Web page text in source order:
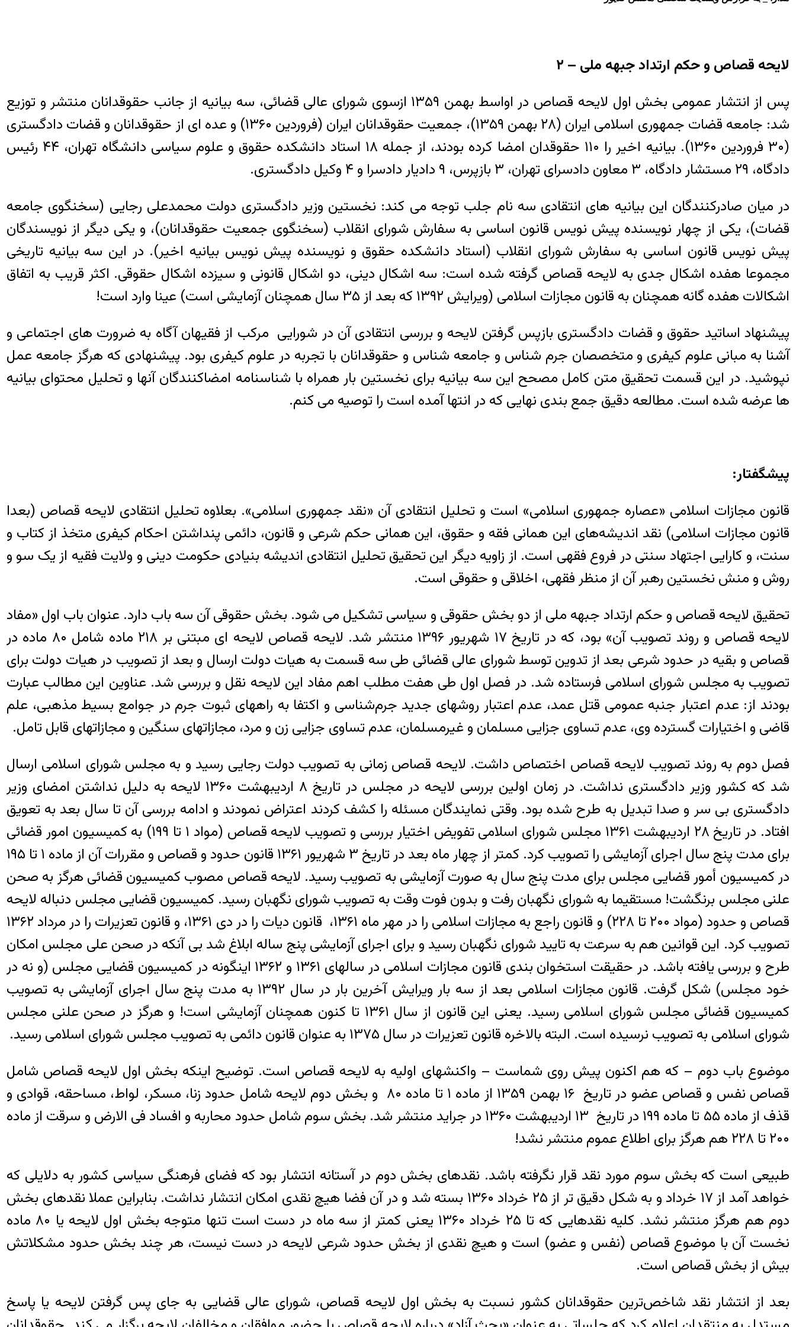
لایحه قصاص و حکم ارتداد جبهه ملی – ۲
پس از انتشار عمومی بخش اول لایحه قصاص در اواسط بهمن ۱۳۵۹ ازسوی شورای عالی قضائی، سه بیانیه از جانب حقوقدانان منتشر و توزیع
شد: جامعه قضات جمهوری اسلامی ایران (۲۸ بهمن ۱۳۵۹)، جمعیت حقوقدانان ایران (فروردین ۱۳۶۰) و عده ای از حقوقدانان و قضات دادگستری
(۳۰ فروردین ۱۳۶۰). بیانیه اخیر را ۱۱۰ حقوقدان امضا کرده بودند، از جمله ۱۸ استاد دانشکده حقوق و علوم سیاسی دانشگاه تهران، ۴۴ رئیس
دادگاه، ۲۹ مستشار دادگاه، ۳ معاون دادسرای تهران، ۳ بازپرس، ۹ دادیار دادسرا و ۴ وکیل دادگستری.
در میان صادرکنندگان این بیانیه های انتقادی سه نام جلب توجه می کند: نخستین وزیر دادگستری دولت محمدعلی رجایی (سخنگوی جامعه
قضات)، یکی از چهار نویسنده پیش نویس قانون اساسی به سفارش شورای انقلاب (سخنگوی جمعیت حقوقدانان)، و یکی دیگر از نویسندگان
پیش نویس قانون اساسی به سفارش شورای انقلاب (استاد دانشکده حقوق و نویسنده پیش نویس بیانیه اخیر). در این سه بیانیه تاریخی
مجموعا هفده اشکال جدی به لایحه قصاص گرفته شده است: سه اشکال دینی، دو اشکال قانونی و سیزده اشکال حقوقی. اکثر قریب به اتفاق
اشکالات هفده گانه همچنان به قانون مجازات اسلامی (ویرایش ۱۳۹۲ که بعد از ۳۵ سال همچنان آزمایشی است) عینا وارد است!
پیشنهاد اساتید حقوق و قضات دادگستری بازپس گرفتن لایحه و بررسی انتقادی آن در شورایی مرکب از فقیهان آگاه به ضرورت های اجتماعی و
آشنا به مبانی علوم کیفری و متخصصان جرم شناس و جامعه شناس و حقوقدانان با تجربه در علوم کیفری بود. پیشنهادی که هرگز جامعه عمل
نپوشید. در این قسمت تحقیق متن کامل مصحح این سه بیانیه برای نخستین بار همراه با شناسنامه امضاکنندگان آنها و تحلیل محتوای بیانیه
ها عرضه شده است. مطالعه دقیق جمع بندی نهایی که در انتها آمده است را توصیه می کنم.
پیشگفتار:
قانون مجازات اسلامی «عصاره جمهوری اسلامی» است و تحلیل انتقادی آن «نقد جمهوری اسلامی». بعلاوه تحلیل انتقادی لایحه قصاص (بعدا
قانون مجازات اسلامی) نقد اندیشه‌های این همانی فقه و حقوق، این همانی حکم شرعی و قانون، دائمی پنداشتن احکام کیفری متخذ از کتاب و
سنت، و کارایی اجتهاد سنتی در فروع فقهی است. از زاویه دیگر این تحقیق تحلیل انتقادی اندیشه بنیادی حکومت دینی و ولایت فقیه از یک سو و
روش و منش نخستین رهبر آن از منظر فقهی، اخلاقی و حقوقی است.
تحقیق لایحه قصاص و حکم ارتداد جبهه ملی از دو بخش حقوقی و سیاسی تشکیل می شود. بخش حقوقی آن سه باب دارد. عنوان باب اول «مفاد
لایحه قصاص و روند تصویب آن» بود، که در تاریخ ۱۷ شهریور ۱۳۹۶ منتشر شد. لایحه قصاص لایحه ای مبتنی بر ۲۱۸ ماده شامل ۸۰ ماده در
قصاص و بقیه در حدود شرعی بعد از تدوین توسط شورای عالی قضائی طی سه قسمت به هیات دولت ارسال و بعد از تصویب در هیات دولت برای
تصویب به مجلس شورای اسلامی فرستاده شد. در فصل اول طی هفت مطلب اهم مفاد این لایحه نقل و بررسی شد. عناوین این مطالب عبارت
بودند از: عدم اعتبار جنبه عمومی قتل عمد، عدم اعتبار روشهای جدید جرم‌شناسی و اکتفا به راههای ثبوت جرم در جوامع بسیط مذهبی، علم
قاضی و اختیارات گسترده وی، عدم تساوی جزایی مسلمان و غیرمسلمان، عدم تساوی جزایی زن و مرد، مجازاتهای سنگین و مجازاتهای قابل تامل.
فصل دوم به روند تصویب لایحه قصاص اختصاص داشت. لایحه قصاص زمانی به تصویب دولت رجایی رسید و به مجلس شورای اسلامی ارسال
شد که کشور وزیر دادگستری نداشت. در زمان اولین بررسی لایحه در مجلس در تاریخ ۸ اردیبهشت ۱۳۶۰ لایحه به دلیل نداشتن امضای وزیر
دادگستری بی سر و صدا تبدیل به طرح شده بود. وقتی نمایندگان مسئله را کشف کردند اعتراض نمودند و ادامه بررسی آن تا سال بعد به تعویق
افتاد. در تاریخ ۲۸ اردیبهشت ۱۳۶۱ مجلس شورای اسلامی تفویض اختیار بررسی و تصویب لایحه قصاص (مواد ۱ تا ۱۹۹) به کمیسیون امور قضائى
براى مدت پنج سال‏ اجرای آزمایشی را تصویب کرد. کمتر از چهار ماه بعد در تاریخ ٣ شهریور ١٣۶١ قانون حدود و قصاص و مقررات آن از ماده ۱ تا ۱۹۵
در کمیسیون أمور قضایی مجلس برای مدت پنج سال به صورت آزمایشی به تصویب رسید. لایحه قصاص مصوب کمیسیون قضائی هرگز به صحن
علنی مجلس برنگشت! مستقیما به شورای نگهبان رفت و بدون فوت وقت به تصویب شورای نگهبان رسید. کمیسیون قضایی مجلس دنباله لایحه
قصاص و حدود (مواد ۲۰۰ تا ۲۲۸) و قانون راجع به مجازات اسلامی را در مهر ماه ۱۳۶۱، قانون دیات را در دی ۱۳۶۱، و قانون تعزیرات را در مرداد ۱۳۶۲
تصویب کرد. این قوانین هم به سرعت به تایید شورای نگهبان رسید و برای اجرای آزمایشی پنج ساله ابلاغ شد بی آنکه در صحن علی مجلس امکان
طرح و بررسی یافته باشد. در حقیقت استخوان بندی قانون مجازات اسلامی در سالهای ۱۳۶۱ و ۱۳۶۲ اینگونه در کمیسیون قضایی مجلس (و نه در
خود مجلس) شکل گرفت. قانون مجازات اسلامی بعد از سه بار ویرایش آخرین بار در سال ۱۳۹۲ به مدت پنج سال اجرای آزمایشی به تصویب
کمیسیون قضائی مجلس شورای اسلامی رسید. یعنی این قانون از سال ۱۳۶۱ تا کنون همچنان آزمایشی است! و هرگز در صحن علنی مجلس
شورای اسلامی به تصویب نرسیده است. البته بالاخره قانون تعزیرات در سال ۱۳۷۵ به عنوان قانون دائمی به تصویب مجلس شورای اسلامی رسید.
موضوع باب دوم – که هم اکنون پیش روی شماست – واکنشهای اولیه به لایحه قصاص است. توضیح اینکه بخش اول لایحه قصاص شامل
قصاص نفس و قصاص عضو در تاریخ ۱۶ بهمن ۱۳۵۹ از ماده ۱ تا ماده ۸۰ و بخش دوم لایحه شامل حدود زنا، مسکر، لواط، مساحقه، قوادی و
قذف از ماده ۵۵ تا ماده ۱۹۹ در تاریخ ۱۳ اردیبهشت ۱۳۶۰ در جراید منتشر شد. بخش سوم شامل حدود محاربه و افساد فی الارض و سرقت از ماده
۲۰۰ تا ۲۲۸ هم هرگز برای اطلاع عموم منتشر نشد!
طبیعی است که بخش سوم مورد نقد قرار نگرفته باشد. نقدهای بخش دوم در آستانه انتشار بود که فضای فرهنگی سیاسی کشور به دلایلی که
خواهد آمد از ۱۷ خرداد و به شکل دقیق تر از ۲۵ خرداد ۱۳۶۰ بسته شد و در آن فضا هیچ نقدی امکان انتشار نداشت. بنابراین عملا نقدهای بخش
دوم هم هرگز منتشر نشد. کلیه نقدهایی که تا ۲۵ خرداد ۱۳۶۰ یعنی کمتر از سه ماه در دست است تنها متوجه بخش اول لایحه یا ۸۰ ماده
نخست آن با موضوع قصاص (نفس و عضو) است و هیچ نقدی از بخش حدود شرعی لایحه در دست نیست، هر چند بخش حدود مشکلاتش
بیش از بخش قصاص است.
بعد از انتشار نقد شاخص‌ترین حقوقدانان کشور نسبت به بخش اول لایحه قصاص، شورای عالی قضایی به جای پس گرفتن لایحه یا پاسخ